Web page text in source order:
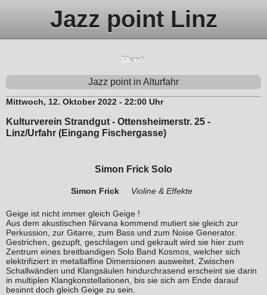
Jazz point Linz
Menü
Jazz point in Alturfahr
Mittwoch, 12. Oktober 2022 - 22:00 Uhr
Kulturverein Strandgut - Ottensheimerstr. 25 -
Linz/Urfahr (Eingang Fischergasse)
Simon Frick Solo
Simon Frick Violine & Effekte
Geige ist nicht immer gleich Geige !
Aus dem akustischen Nirvana kommend mutiert sie gleich zur
Perkussion, zur Gitarre, zum Bass und zum Noise Generator.
Gestrichen, gezupft, geschlagen und gekrault wird sie hier zum
Zentrum eines breitbandigen Solo Band Kosmos, welcher sich
elektrifiziert in metallaffine Dimensionen ausweitet. Zwischen
Schallwänden und Klangsäulen hindurchrasend erscheint sie darin
in multiplen Klangkonstellationen, bis sie sich am Ende darauf
besinnt doch gleich Geige zu sein.